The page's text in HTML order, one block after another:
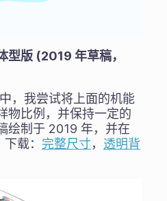
型版 (2019 年草稿，
，我尝试将上面的机能
物比例，并保持一定的
绘制于 2019 年，并在
载： 完整尺寸， 透明背